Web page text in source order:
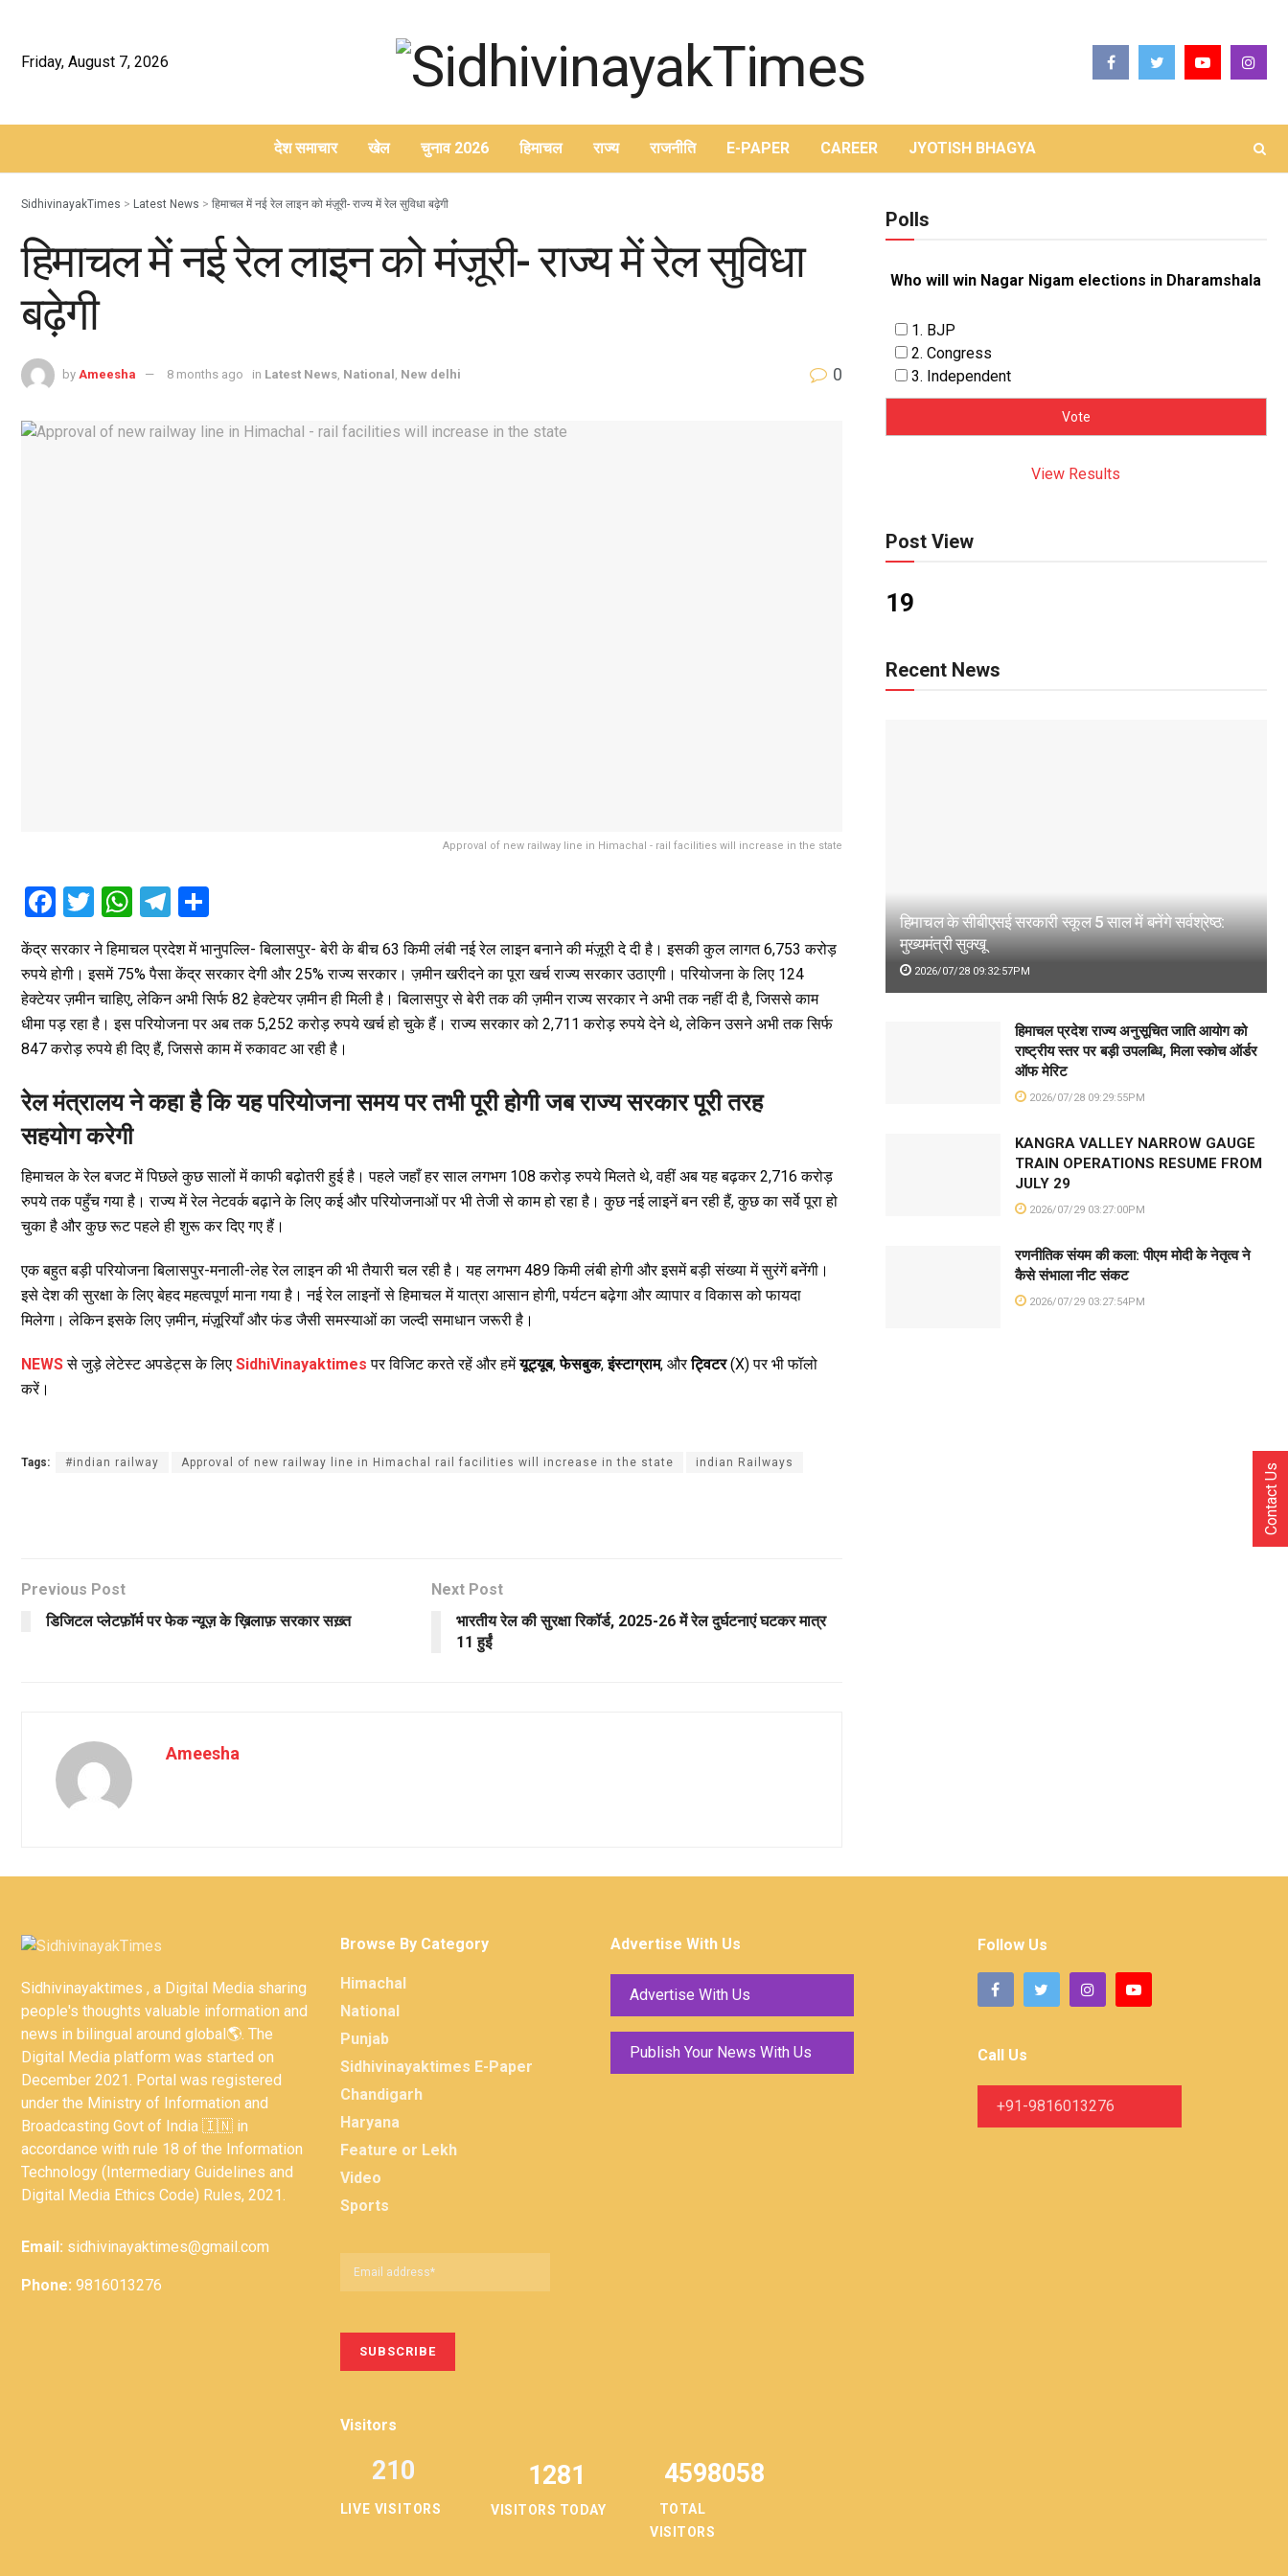
Friday, August 7, 2026
देश समाचार खेल चुनाव 2026 हिमाचल राज्य राजनीति E-PAPER CAREER JYOTISH BHAGYA
SidhivinayakTimes > Latest News > हिमाचल में नई रेल लाइन को मंज़ूरी- राज्य में रेल सुविधा बढ़ेगी
हिमाचल में नई रेल लाइन को मंज़ूरी- राज्य में रेल सुविधा
बढ़ेगी
by Ameesha 8 months ago in Latest News, National , New delhi 0
Approval of new railway line in Himachal - rail facilities will increase in the state
F
ce
b
o
o
k
T
wi
tt
er
W
at
s
A
p
p
T
el
e
gr
a
m
ar
e
केंद्र सरकार ने हिमाचल प्रदेश में भानुपल्लि- बिलासपुर- बेरी के बीच 63 किमी लंबी नई रेल लाइन बनाने की मंज़ूरी दे दी है। इसकी कुल लागत 6,753 करोड़
रुपये होगी। इसमें 75% पैसा केंद्र सरकार देगी और 25% राज्य सरकार। ज़मीन खरीदने का पूरा खर्च राज्य सरकार उठाएगी। परियोजना के लिए 124
हेक्टेयर ज़मीन चाहिए, लेकिन अभी सिर्फ 82 हेक्टेयर ज़मीन ही मिली है। बिलासपुर से बेरी तक की ज़मीन राज्य सरकार ने अभी तक नहीं दी है, जिससे काम
धीमा पड़ रहा है। इस परियोजना पर अब तक 5,252 करोड़ रुपये खर्च हो चुके हैं। राज्य सरकार को 2,711 करोड़ रुपये देने थे, लेकिन उसने अभी तक सिर्फ
847 करोड़ रुपये ही दिए हैं, जिससे काम में रुकावट आ रही है।
रेल मंत्रालय ने कहा है कि यह परियोजना समय पर तभी पूरी होगी जब राज्य सरकार पूरी तरह
सहयोग करेगी
हिमाचल के रेल बजट में पिछले कुछ सालों में काफी बढ़ोतरी हुई है। पहले जहाँ हर साल लगभग 108 करोड़ रुपये मिलते थे, वहीं अब यह बढ़कर 2,716 करोड़
रुपये तक पहुँच गया है। राज्य में रेल नेटवर्क बढ़ाने के लिए कई और परियोजनाओं पर भी तेजी से काम हो रहा है। कुछ नई लाइनें बन रही हैं, कुछ का सर्वे पूरा हो
चुका है और कुछ रूट पहले ही शुरू कर दिए गए हैं।
एक बहुत बड़ी परियोजना बिलासपुर-मनाली-लेह रेल लाइन की भी तैयारी चल रही है। यह लगभग 489 किमी लंबी होगी और इसमें बड़ी संख्या में सुरंगें बनेंगी।
इसे देश की सुरक्षा के लिए बेहद महत्वपूर्ण माना गया है। नई रेल लाइनों से हिमाचल में यात्रा आसान होगी, पर्यटन बढ़ेगा और व्यापार व विकास को फायदा
मिलेगा। लेकिन इसके लिए ज़मीन, मंज़ूरियाँ और फंड जैसी समस्याओं का जल्दी समाधान जरूरी है।
NEWSसे जुड़े लेटेस्ट अपडेट्स के लिए SidhiVinayaktimes पर विजिट करते रहें और हमेंयूट्यूब,फेसबुक,इंस्टाग्राम, औरट्विटर(X) पर भी फॉलो
करें।
Tags: #indian railway Approval of new railway line in Himachal rail facilities will increase in the state indian Railways
Previous Post
डिजिटल प्लेटफ़ॉर्म पर फेक न्यूज़ के ख़िलाफ़ सरकार सख़्त
Next Post
भारतीय रेल की सुरक्षा रिकॉर्ड, 2025-26 में रेल दुर्घटनाएं घटकर मात्र
11 हुईं
Ameesha
Polls
Who will win Nagar Nigam elections in Dharamshala
1. BJP
2. Congress
3. Independent
View Results
Post View
19
Recent News
हिमाचल के सीबीएसई सरकारी स्कूल 5 साल में बनेंगे सर्वश्रेष्ठ:
मुख्यमंत्री सुक्खू
2026/07/28 09:32:57PM
हिमाचल प्रदेश राज्य अनुसूचित जाति आयोग को
राष्ट्रीय स्तर पर बड़ी उपलब्धि, मिला स्कोच ऑर्डर
ऑफ मेरिट
2026/07/28 09:29:55PM
KANGRA VALLEY NARROW GAUGE
TRAIN OPERATIONS RESUME FROM
JULY 29
2026/07/29 03:27:00PM
रणनीतिक संयम की कला: पीएम मोदी के नेतृत्व ने
कैसे संभाला नीट संकट
2026/07/29 03:27:54PM
Sidhivinayaktimes , a Digital Media sharing
people's thoughts valuable information and
news in bilingual around global🌎. The
Digital Media platform was started on
December 2021. Portal was registered
under the Ministry of Information and
Broadcasting Govt of India 🇮🇳 in
accordance with rule 18 of the Information
Technology (Intermediary Guidelines and
Digital Media Ethics Code) Rules, 2021.
Email: sidhivinayaktimes@gmail.com
Phone: 9816013276
Browse By Category
Himachal
National
Punjab
Sidhivinayaktimes E-Paper
Chandigarh
Haryana
Feature or Lekh
Video
Sports
Visitors
LIVE VISITORS
210 1281
VISITORS TODAY
4598058
TOTAL
VISITORS
Advertise With Us
Advertise With Us
Publish Your News With Us
Follow Us
Call Us
+91-9816013276
Contact Us